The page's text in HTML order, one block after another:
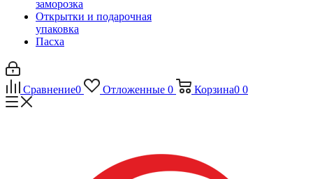
заморозка
Открытки и подарочная
упаковка
Пасха
Сравнение0 Отложенные 0 Корзина0 0